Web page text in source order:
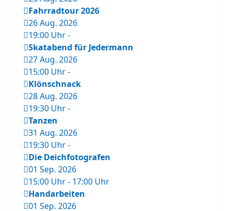
Fahrradtour 2026
26 Aug. 2026
19:00 Uhr-
Skatabend für Jedermann
27 Aug. 2026
15:00 Uhr-
Klönschnack
28 Aug. 2026
19:30 Uhr-
Tanzen
31 Aug. 2026
19:30 Uhr-
Die Deichfotografen
01 Sep. 2026
15:00 Uhr- 17:00 Uhr
Handarbeiten
01 Sep. 2026